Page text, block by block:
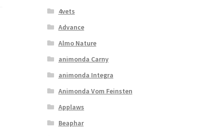
4vets
Advance
Almo Nature
animonda Carny
animonda Integra
Animonda Vom Feinsten
Applaws
Beaphar